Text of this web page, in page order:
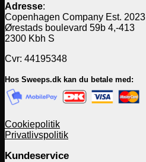
Adresse:
Copenhagen Company Est. 2023
Ørestads boulevard 59b 4,-413
2300 Kbh S
Cvr: 44195348
Hos Sweeps.dk kan du betale med:
Cookiepolitik
Privatlivspolitik
Kundeservice